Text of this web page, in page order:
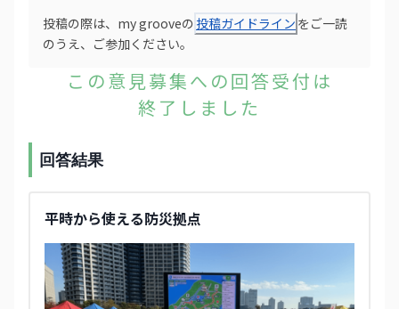
投稿の際は、my grooveの 投稿ガイドライン をご一読
のうえ、ご参加ください。
この意見募集への回答受付は
終了しました
回答結果
平時から使える防災拠点